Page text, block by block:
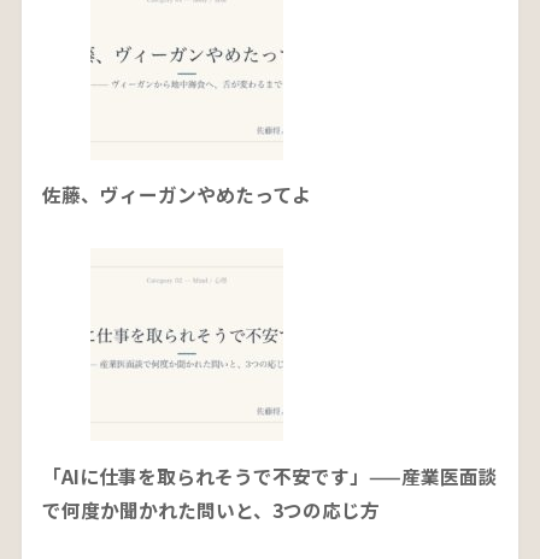
佐藤、ヴィーガンやめたってよ
「AIに仕事を取られそうで不安です」——産業医面談
で何度か聞かれた問いと、3つの応じ方